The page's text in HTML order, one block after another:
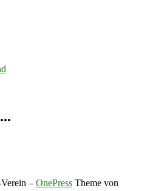
– OnePress Theme von